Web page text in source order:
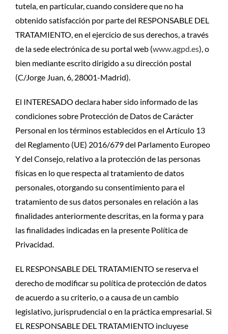
tutela, en particular, cuando considere que no ha
obtenido satisfacción por parte del RESPONSABLE DEL
TRATAMIENTO, en el ejercicio de sus derechos, a través
de la sede electrónica de su portal web (www.agpd.es), o
bien mediante escrito dirigido a su dirección postal
(C/Jorge Juan, 6, 28001-Madrid).
El INTERESADO declara haber sido informado de las
condiciones sobre Protección de Datos de Carácter
Personal en los términos establecidos en el Artículo 13
del Reglamento (UE) 2016/679 del Parlamento Europeo
Y del Consejo, relativo a la protección de las personas
físicas en lo que respecta al tratamiento de datos
personales, otorgando su consentimiento para el
tratamiento de sus datos personales en relación a las
finalidades anteriormente descritas, en la forma y para
las finalidades indicadas en la presente Política de
Privacidad.
EL RESPONSABLE DEL TRATAMIENTO se reserva el
derecho de modificar su política de protección de datos
de acuerdo a su criterio, o a causa de un cambio
legislativo, jurisprudencial o en la práctica empresarial. Si
EL RESPONSABLE DEL TRATAMIENTO incluyese